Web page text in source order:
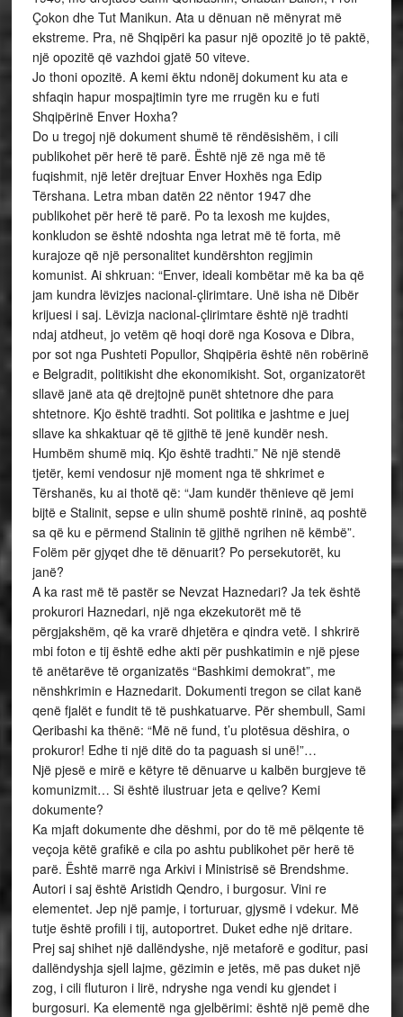
Çokon dhe Tut Manikun. Ata u dënuan në mënyrat më
ekstreme. Pra, në Shqipëri ka pasur një opozitë jo të paktë,
një opozitë që vazhdoi gjatë 50 viteve.
Jo thoni opozitë. A kemi ëktu ndonëj dokument ku ata e
shfaqin hapur mospajtimin tyre me rrugën ku e futi
Shqipërinë Enver Hoxha?
Do u tregoj një dokument shumë të rëndësishëm, i cili
publikohet për herë të parë. Është një zë nga më të
fuqishmit, një letër drejtuar Enver Hoxhës nga Edip
Tërshana. Letra mban datën 22 nëntor 1947 dhe
publikohet për herë të parë. Po ta lexosh me kujdes,
konkludon se është ndoshta nga letrat më të forta, më
kurajoze që një personalitet kundërshton regjimin
komunist. Ai shkruan: “Enver, ideali kombëtar më ka ba që
jam kundra lëvizjes nacional-çlirimtare. Unë isha në Dibër
krijuesi i saj. Lëvizja nacional-çlirimtare është një tradhti
ndaj atdheut, jo vetëm që hoqi dorë nga Kosova e Dibra,
por sot nga Pushteti Popullor, Shqipëria është nën robërinë
e Belgradit, politikisht dhe ekonomikisht. Sot, organizatorët
sllavë janë ata që drejtojnë punët shtetnore dhe para
shtetnore. Kjo është tradhti. Sot politika e jashtme e juej
sllave ka shkaktuar që të gjithë të jenë kundër nesh.
Humbëm shumë miq. Kjo është tradhti.” Në një stendë
tjetër, kemi vendosur një moment nga të shkrimet e
Tërshanës, ku ai thotë që: “Jam kundër thënieve që jemi
bijtë e Stalinit, sepse e ulin shumë poshtë rininë, aq poshtë
sa që ku e përmend Stalinin të gjithë ngrihen në këmbë”.
Folëm për gjyqet dhe të dënuarit? Po persekutorët, ku
janë?
A ka rast më të pastër se Nevzat Haznedari? Ja tek është
prokurori Haznedari, një nga ekzekutorët më të
përgjakshëm, që ka vrarë dhjetëra e qindra vetë. I shkrirë
mbi foton e tij është edhe akti për pushkatimin e një pjese
të anëtarëve të organizatës “Bashkimi demokrat”, me
nënshkrimin e Haznedarit. Dokumenti tregon se cilat kanë
qenë fjalët e fundit të të pushkatuarve. Për shembull, Sami
Qeribashi ka thënë: “Më në fund, t’u plotësua dëshira, o
prokuror! Edhe ti një ditë do ta paguash si unë!”…
Një pjesë e mirë e këtyre të dënuarve u kalbën burgjeve të
komunizmit… Si është ilustruar jeta e qelive? Kemi
dokumente?
Ka mjaft dokumente dhe dëshmi, por do të më pëlqente të
veçoja këtë grafikë e cila po ashtu publikohet për herë të
parë. Është marrë nga Arkivi i Ministrisë së Brendshme.
Autori i saj është Aristidh Qendro, i burgosur. Vini re
elementet. Jep një pamje, i torturuar, gjysmë i vdekur. Më
tutje është profili i tij, autoportret. Duket edhe një dritare.
Prej saj shihet një dallëndyshe, një metaforë e goditur, pasi
dallëndyshja sjell lajme, gëzimin e jetës, më pas duket një
zog, i cili fluturon i lirë, ndryshe nga vendi ku gjendet i
burgosuri. Ka elementë nga gjelbërimi: është një pemë dhe